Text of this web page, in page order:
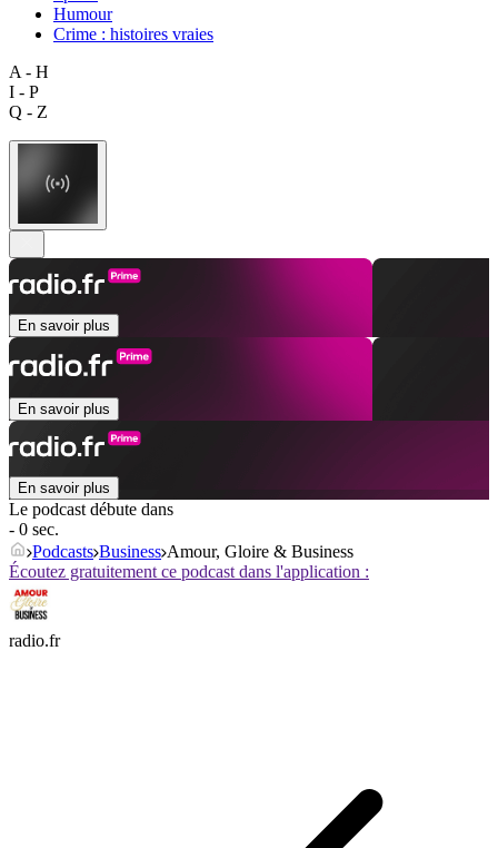
Humour
Crime : histoires vraies
A - H
I - P
Q - Z
En savoir plus
En savoir plus
En savoir plus
Le podcast débute dans
- 0 sec.
Podcasts Business Amour, Gloire & Business
Écoutez gratuitement ce podcast dans l'application :
radio.fr